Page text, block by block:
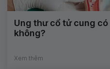
Ung thư cổ tử cung
không?
Xem thêm